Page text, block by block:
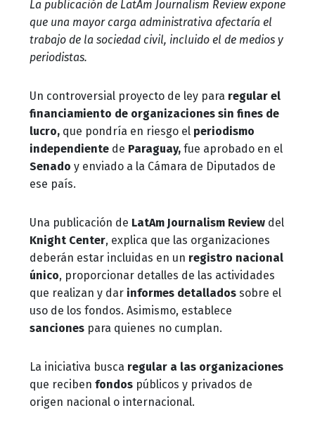
La publicación de LatAm Journalism Review expone
que una mayor carga administrativa afectaría el
trabajo de la sociedad civil, incluido el de medios y
periodistas.
Un controversial proyecto de ley para regular el
financiamiento de organizaciones sin fines de
lucro, que pondría en riesgo el periodismo
independiente de Paraguay, fue aprobado en el
Senado y enviado a la Cámara de Diputados de
ese país.
Una publicación de LatAm Journalism Review del
Knight Center, explica que las organizaciones
deberán estar incluidas en un registro nacional
único, proporcionar detalles de las actividades
que realizan y dar informes detallados sobre el
uso de los fondos. Asimismo, establece
sanciones para quienes no cumplan.
La iniciativa busca regular a las organizaciones
que reciben fondos públicos y privados de
origen nacional o internacional.